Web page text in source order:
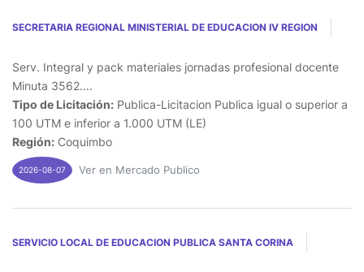
SECRETARIA REGIONAL MINISTERIAL DE EDUCACION IV REGION
Serv. Integral y pack materiales jornadas profesional docente
Minuta 3562....
Tipo de Licitación: Publica-Licitacion Publica igual o superior a
100 UTM e inferior a 1.000 UTM (LE)
Región: Coquimbo
2026-08-07 Ver en Mercado Publico
SERVICIO LOCAL DE EDUCACION PUBLICA SANTA CORINA